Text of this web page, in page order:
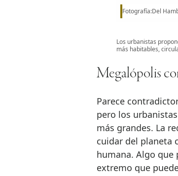
Fotografía:Del
Los urbanistas
más habitables,
Megalópolis
Parece
pero los
más grandes. La
cuidar del planeta
humana. Algo que
extremo que